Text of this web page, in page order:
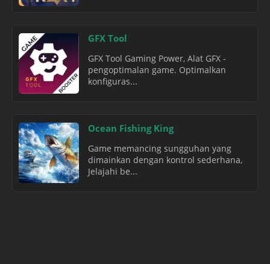
GFX Tool
GFX Tool Gaming Power, Alat GFX -
pengoptimalan game. Optimalkan
konfiguras...
Ocean Fishing King
Game memancing sungguhan yang
dimainkan dengan kontrol sederhana,
Jelajahi be...